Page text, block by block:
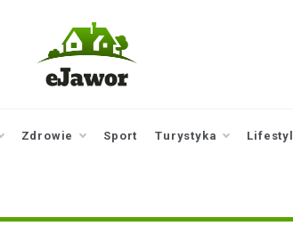
Jawora
Zdrowie Sport Turystyka